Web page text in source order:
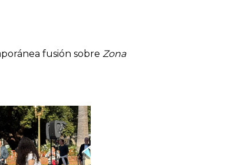
fusión sobre Zona